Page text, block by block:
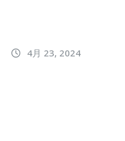
4月 23, 2024